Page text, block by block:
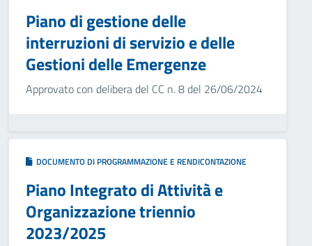
Piano di gestione delle
interruzioni di servizio e delle
Gestioni delle Emergenze
Approvato con delibera del CC n. 8 del 26/06/2024
DOCUMENTO DI PROGRAMMAZIONE E RENDICONTAZIONE
Piano Integrato di Attività e
Organizzazione triennio
2023/2025